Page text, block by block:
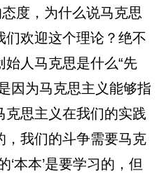
度，为什么说马克思
们欢迎这个理论？绝不
人马克思是什么“先
因为马克思主义能够指
克思主义在我们的实践
，我们的斗争需要马克
‘本本’是要学习的，但